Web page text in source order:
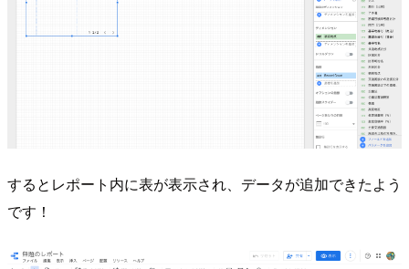
するとレポート内に表が表示され、データが追加できたよう
です！